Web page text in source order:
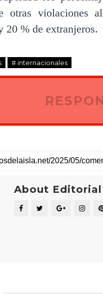
otras violaciones
20 % de extranjeros.
# internacionales
About Editorial